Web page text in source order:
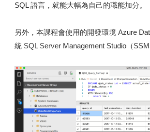
SQL 語言，就能大幅為自己的職能加分。
另外，本課程會使用的開發環境 Azure
統 SQL Server Management Studio（